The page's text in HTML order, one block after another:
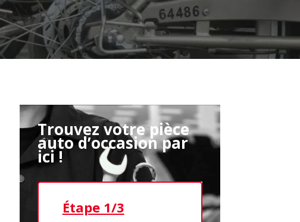
Trouvez votre pièce
auto d’occasion par
ici !
Étape 1/3